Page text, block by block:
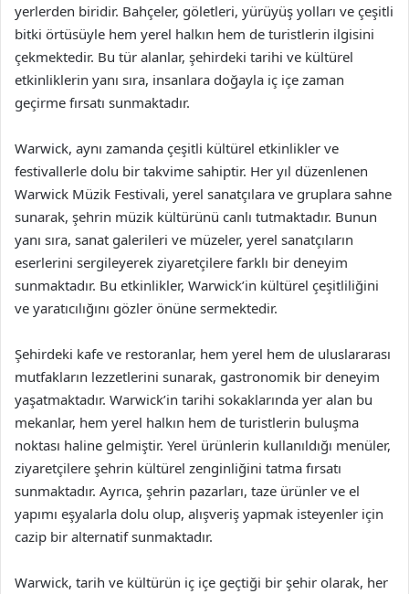
yerlerden biridir. Bahçeler, göletleri, yürüyüş yolları ve çeşitli
bitki örtüsüyle hem yerel halkın hem de turistlerin ilgisini
çekmektedir. Bu tür alanlar, şehirdeki tarihi ve kültürel
etkinliklerin yanı sıra, insanlara doğayla iç içe zaman
geçirme fırsatı sunmaktadır.
Warwick, aynı zamanda çeşitli kültürel etkinlikler ve
festivallerle dolu bir takvime sahiptir. Her yıl düzenlenen
Warwick Müzik Festivali, yerel sanatçılara ve gruplara sahne
sunarak, şehrin müzik kültürünü canlı tutmaktadır. Bunun
yanı sıra, sanat galerileri ve müzeler, yerel sanatçıların
eserlerini sergileyerek ziyaretçilere farklı bir deneyim
sunmaktadır. Bu etkinlikler, Warwick’in kültürel çeşitliliğini
ve yaratıcılığını gözler önüne sermektedir.
Şehirdeki kafe ve restoranlar, hem yerel hem de uluslararası
mutfakların lezzetlerini sunarak, gastronomik bir deneyim
yaşatmaktadır. Warwick’in tarihi sokaklarında yer alan bu
mekanlar, hem yerel halkın hem de turistlerin buluşma
noktası haline gelmiştir. Yerel ürünlerin kullanıldığı menüler,
ziyaretçilere şehrin kültürel zenginliğini tatma fırsatı
sunmaktadır. Ayrıca, şehrin pazarları, taze ürünler ve el
yapımı eşyalarla dolu olup, alışveriş yapmak isteyenler için
cazip bir alternatif sunmaktadır.
Warwick, tarih ve kültürün iç içe geçtiği bir şehir olarak, her